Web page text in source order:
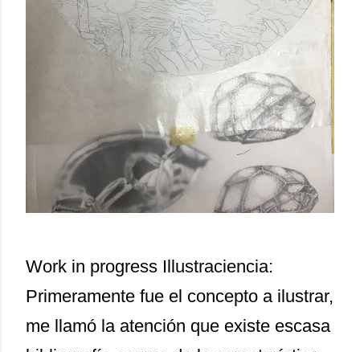
Work in progress Illustraciencia:
Primeramente fue el concepto a ilustrar,
me llamó la atención que existe escasa